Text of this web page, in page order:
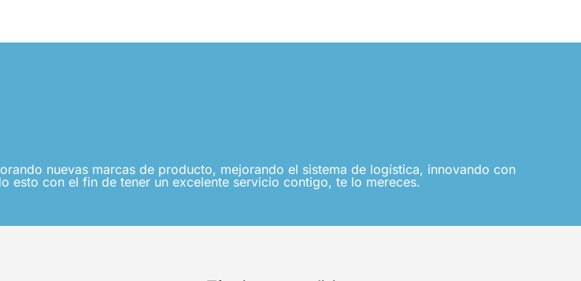
nuevas marcas de producto, mejorando el sistema de logística, innovando con
esto con el fin de tener un excelente servicio contigo, te lo mereces.